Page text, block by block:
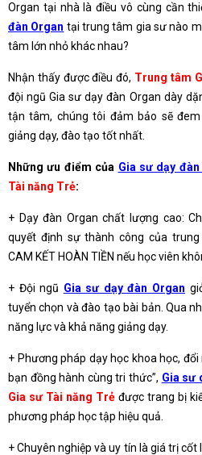
Organ tại nhà là điều vô cùng cần
đàn Organ tại trung tâm gia sư nào
tâm lớn nhỏ khác nhau?
Nhận thấy được điều đó, Trung tâm
đội ngũ Gia sư dạy đàn Organ dày
tận tâm, chúng tôi đảm bảo sẽ
giảng dạy, đào tạo tốt nhất.
Những ưu điểm của Gia sư dạy đàn
Tài năng Trẻ:
+ Dạy đàn Organ chất lượng cao:
quyết định sự thành công của
CAM KẾT HOÀN TIỀN nếu học viên
+ Đội ngũ Gia sư dạy đàn Organ
tuyển chọn và đào tạo bài bản. Qua
năng lực và khả năng giảng dạy.
+ Phương pháp dạy học khoa học,
bạn đồng hành cùng tri thức”, Gia sư
Gia sư Tài năng Trẻ được trang bị
phương pháp học tập hiệu quả.
+ Chuyên nghiệp và uy tín là giá trị cốt